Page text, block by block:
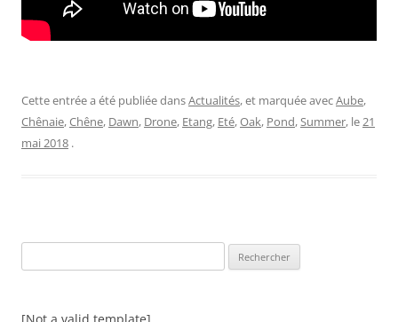
Cette entrée a été publiée dansActualités, et marquée avecAube,
Chênaie,Chêne, Dawn, Drone, Etang, Eté,Oak, Pond,Summer, le21
mai 2018 .
[Not a valid template]